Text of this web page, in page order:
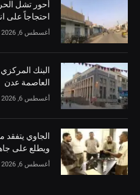
أحور تشل
احتجاجاً على
أغسطس 6, 2026
العاصمة عدن
أغسطس 6, 2026
الجاوي
ويطلع على
أغسطس 6, 2026